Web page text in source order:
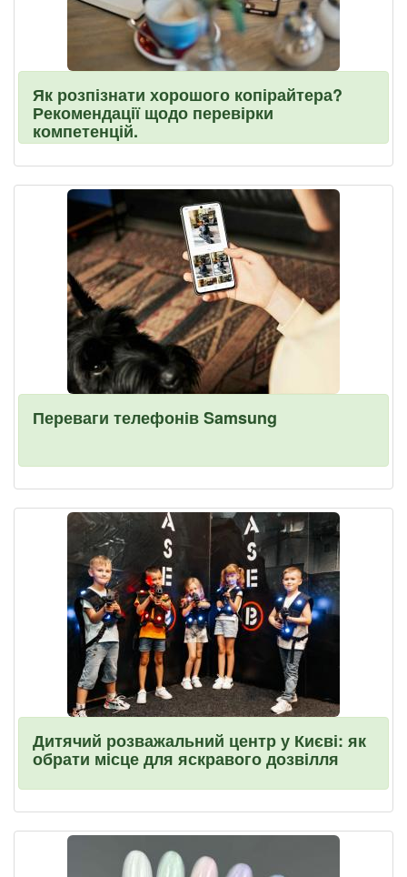
Як розпізнати хорошого копірайтера?
Рекомендації щодо перевірки
компетенцій.
Переваги телефонів Samsung
Дитячий розважальний центр у Києві: як
обрати місце для яскравого дозвілля